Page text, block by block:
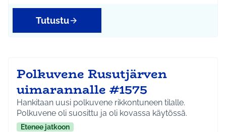
Tutustu
Polkuvene Rusutjärven
uimarannalle #1575
Hankitaan uusi polkuvene rikkontuneen tilalle.
Polkuvene oli suosittu ja oli kovassa käytössä.
Etenee jatkoon